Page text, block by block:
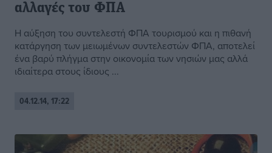
αλλαγές του ΦΠΑ
Η αύξηση του συντελεστή ΦΠΑ τουρισμού και η πιθανή
κατάργηση των μειωμένων συντελεστών ΦΠΑ, αποτελεί
ένα βαρύ πλήγμα στην οικονομία των νησιών μας αλλά
ιδιαίτερα στους ίδιους ...
04.12.14, 17:22